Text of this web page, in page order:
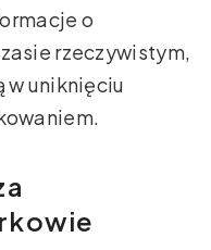
o
rzeczywistym,
w uniknięciu